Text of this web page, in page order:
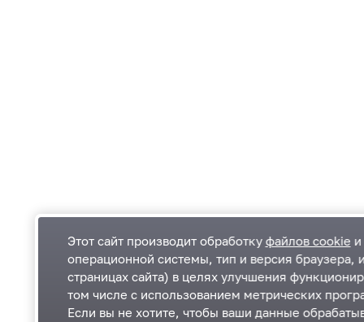
Одинцовский городской округ Московской
области
Этот сайт производит обработку файлов cookie
операционной системы, тип и версия браузера,
страницах сайта) в целях улучшения
том числе с использованием метрических
Если вы не хотите, чтобы ваши данные